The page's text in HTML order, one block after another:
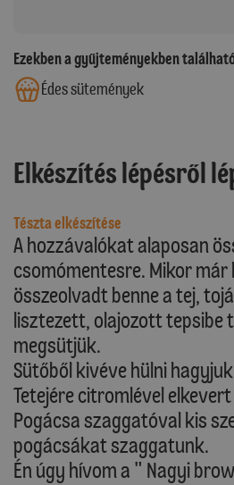
Ezekben a gyűjteményekben
Édes sütemények
Elkészítés lépésről
Tészta elkészítése
A hozzávalókat alaposan
csomómentesre. Mikor
összeolvadt benne a tej,
lisztezett, olajozott tepsibe
megsütjük.
Sütőből kivéve hülni
Tetejére citromlével
Pogácsa szaggatóval kis
pogácsákat szaggatunk.
Én úgy hívom a " Nagyi